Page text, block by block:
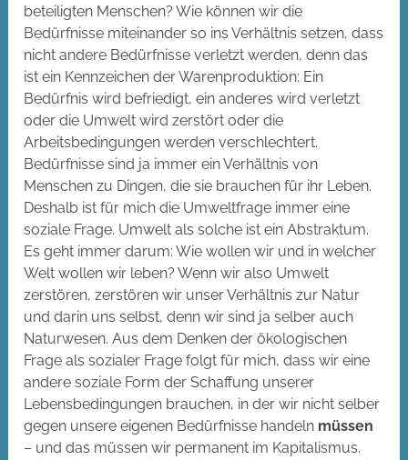
beteiligten Menschen? Wie können wir die
Bedürfnisse miteinander so ins Verhältnis setzen, dass
nicht andere Bedürfnisse verletzt werden, denn das
ist ein Kennzeichen der Warenproduktion: Ein
Bedürfnis wird befriedigt, ein anderes wird verletzt
oder die Umwelt wird zerstört oder die
Arbeitsbedingungen werden verschlechtert.
Bedürfnisse sind ja immer ein Verhältnis von
Menschen zu Dingen, die sie brauchen für ihr Leben.
Deshalb ist für mich die Umweltfrage immer eine
soziale Frage. Umwelt als solche ist ein Abstraktum.
Es geht immer darum: Wie wollen wir und in welcher
Welt wollen wir leben? Wenn wir also Umwelt
zerstören, zerstören wir unser Verhältnis zur Natur
und darin uns selbst, denn wir sind ja selber auch
Naturwesen. Aus dem Denken der ökologischen
Frage als sozialer Frage folgt für mich, dass wir eine
andere soziale Form der Schaffung unserer
Lebensbedingungen brauchen, in der wir nicht selber
gegen unsere eigenen Bedürfnisse handeln müssen
– und das müssen wir permanent im Kapitalismus.